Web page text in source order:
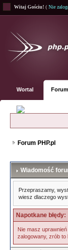
Witaj Gościu! ( Nie
Wortal Forum
Forum PHP.pl
Wiadomość
Przepraszamy,
wiesz dlaczego
Napotkane błędy:
Nie masz
zalogowany, zrób to